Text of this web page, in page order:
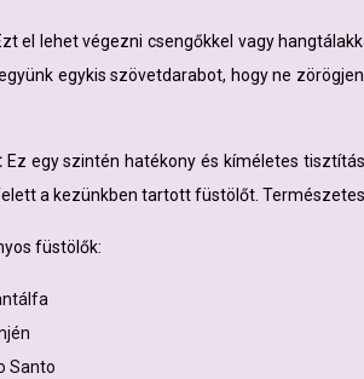
el lehet végezni csengőkkel vagy
egykis szövetdarabot, hogy ne
Ez egy szintén hatékony és kíméletes
a kezünkben tartott füstölőt.
füstölők:
Santo